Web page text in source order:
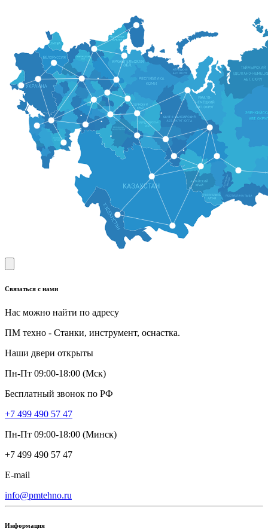
Связаться с нами
Нас можно найти по адресу
ПМ техно - Станки, инструмент, оснастка.
Наши двери открыты
Пн-Пт 09:00-18:00 (Мск)
Бесплатный звонок по РФ
+7 499 490 57 47
Пн-Пт 09:00-18:00 (Минск)
+7 499 490 57 47
E-mail
info@pmtehno.ru
Информация